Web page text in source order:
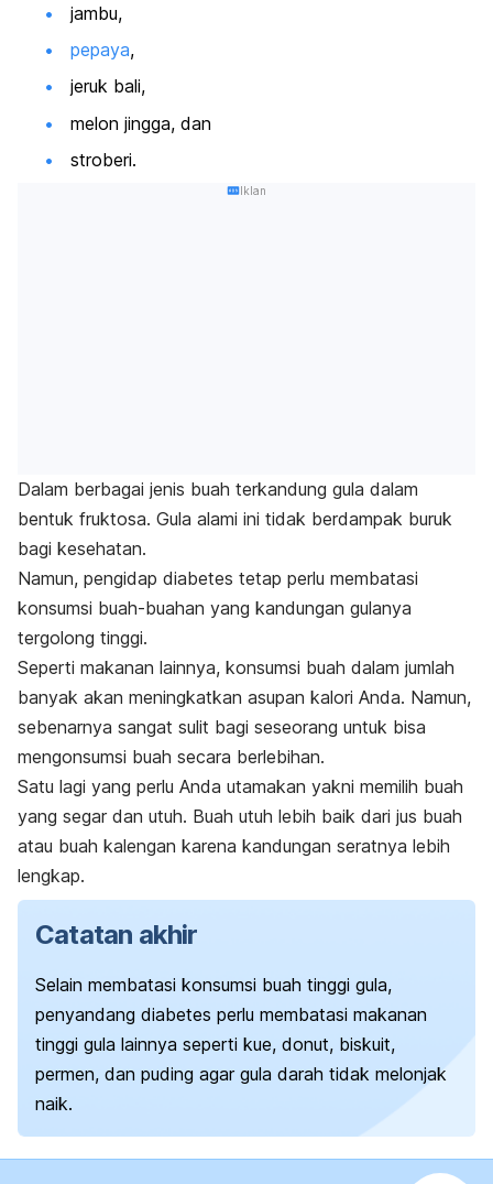
jambu,
pepaya,
jeruk bali,
melon jingga, dan
stroberi.
Iklan
Dalam berbagai jenis buah terkandung gula dalam
bentuk fruktosa. Gula alami ini tidak berdampak buruk
bagi kesehatan.
Namun, pengidap diabetes tetap perlu membatasi
konsumsi buah-buahan yang kandungan gulanya
tergolong tinggi.
Seperti makanan lainnya, konsumsi buah dalam jumlah
banyak akan meningkatkan asupan kalori Anda. Namun,
sebenarnya sangat sulit bagi seseorang untuk bisa
mengonsumsi buah secara berlebihan.
Satu lagi yang perlu Anda utamakan yakni memilih buah
yang segar dan utuh. Buah utuh lebih baik dari jus buah
atau buah kalengan karena kandungan seratnya lebih
lengkap.
Catatan akhir
Selain membatasi konsumsi buah tinggi gula,
penyandang diabetes perlu membatasi makanan
tinggi gula lainnya seperti kue, donut, biskuit,
permen, dan puding agar gula darah tidak melonjak
naik.